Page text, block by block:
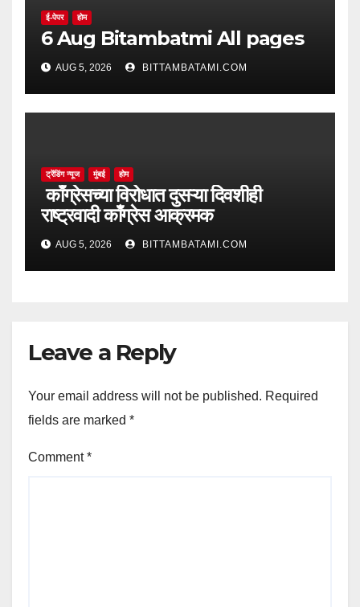
ई-पेपर होम
6 Aug Bitambatmi All pages
AUG 5, 2026 BITTAMBATAMI.COM
ट्रेंडिंग न्यूज मुंबई होम
काँग्रेसच्या विरोधात दुसऱ्या दिवशीही
राष्ट्रवादी काँग्रेस आक्रमक
AUG 5, 2026 BITTAMBATAMI.COM
Leave a Reply
Your email address will not be published. Required
fields are marked *
Comment*